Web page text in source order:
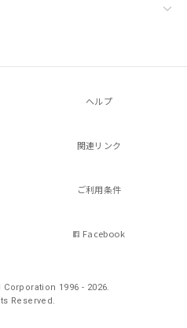
ヘルプ
関連リンク
ご利用条件
Facebook
1996 - 2026.
Reserved.